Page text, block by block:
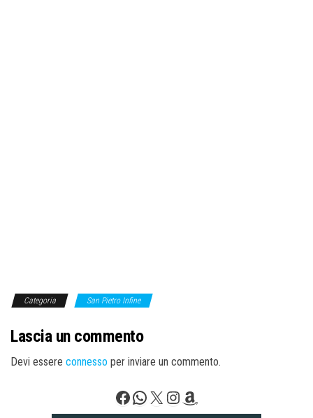
Categoria San Pietro Infine
Lascia un commento
Devi essere connesso per inviare un commento.
Facebook
WhatsApp
X Instagram
Amazon